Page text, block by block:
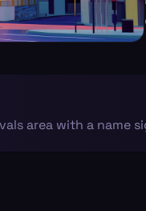
area with a name